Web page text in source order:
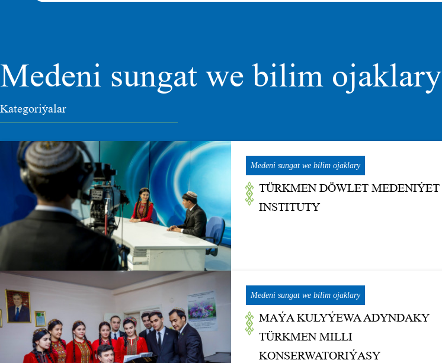
Medeni sungat we bilim ojaklary
Kategoriýalar
Medeni sungat we bilim ojaklary
TÜRKMEN DÖWLET MEDENIÝET
INSTITUTY
Medeni sungat we bilim ojaklary
MAÝA KULYÝEWA ADYNDAKY
TÜRKMEN MILLI
KONSERWATORIÝASY